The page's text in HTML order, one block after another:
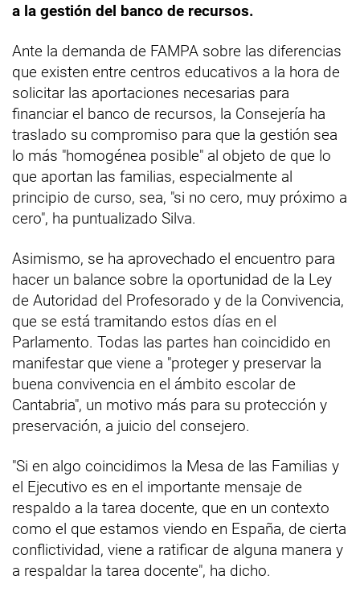
a la gestión del banco de recursos.
Ante la demanda de FAMPA sobre las diferencias
que existen entre centros educativos a la hora de
solicitar las aportaciones necesarias para
financiar el banco de recursos, la Consejería ha
traslado su compromiso para que la gestión sea
lo más "homogénea posible" al objeto de que lo
que aportan las familias, especialmente al
principio de curso, sea, "si no cero, muy próximo a
cero", ha puntualizado Silva.
Asimismo, se ha aprovechado el encuentro para
hacer un balance sobre la oportunidad de la Ley
de Autoridad del Profesorado y de la Convivencia,
que se está tramitando estos días en el
Parlamento. Todas las partes han coincidido en
manifestar que viene a "proteger y preservar la
buena convivencia en el ámbito escolar de
Cantabria", un motivo más para su protección y
preservación, a juicio del consejero.
"Si en algo coincidimos la Mesa de las Familias y
el Ejecutivo es en el importante mensaje de
respaldo a la tarea docente, que en un contexto
como el que estamos viendo en España, de cierta
conflictividad, viene a ratificar de alguna manera y
a respaldar la tarea docente", ha dicho.